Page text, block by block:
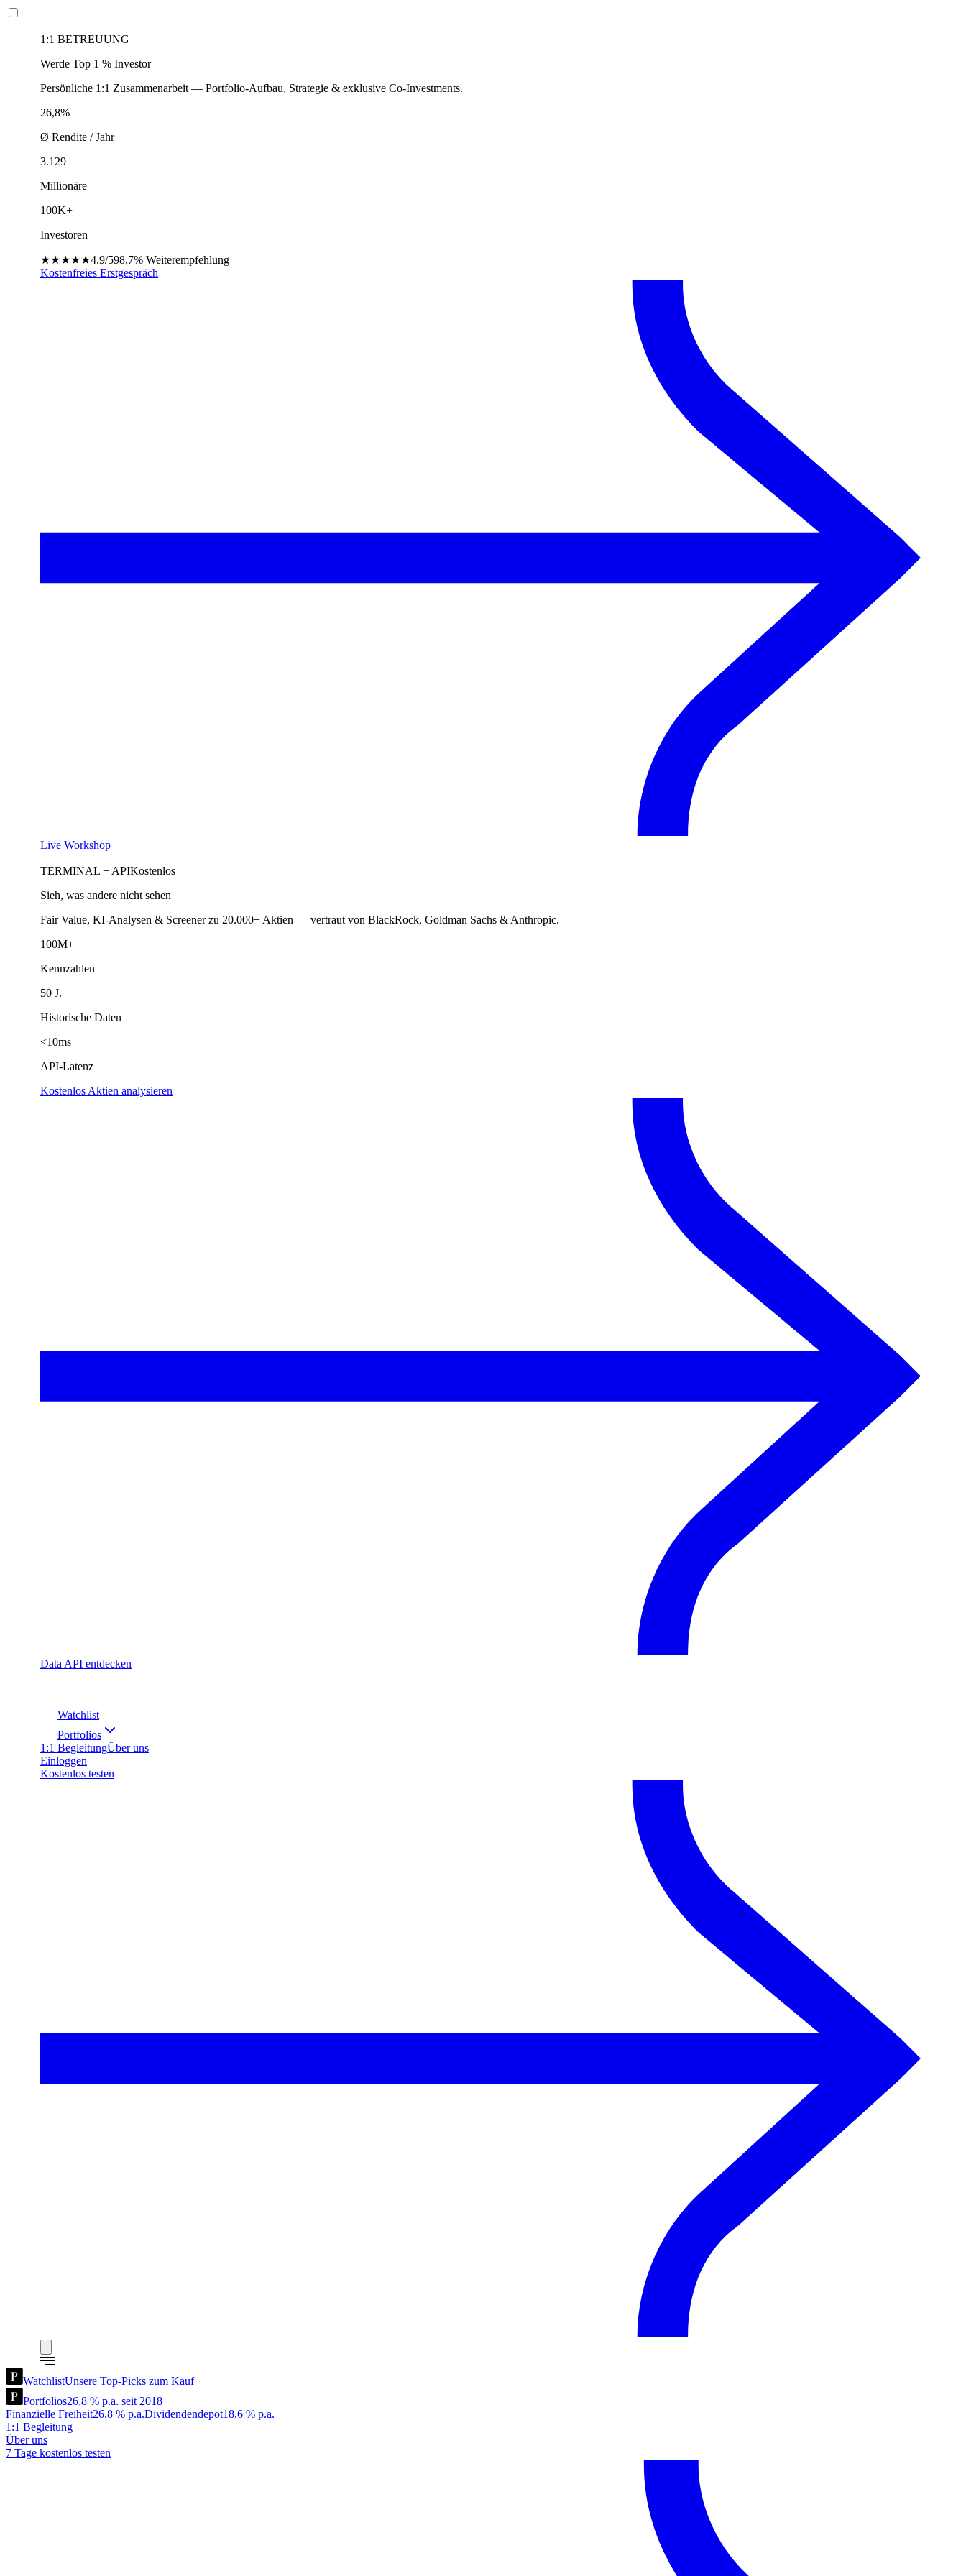
1:1 BETREUUNG
Werde Top 1 % Investor
Persönliche 1:1 Zusammenarbeit — Portfolio-Aufbau, Strategie & exklusive Co-Investments.
26,8%
Ø Rendite / Jahr
3.129
Millionäre
100K+
Investoren
★★★★★4.9/598,7% Weiterempfehlung
Kostenfreies Erstgespräch
Live Workshop
TERMINAL + APIKostenlos
Sieh, was andere nicht sehen
Fair Value, KI-Analysen & Screener zu 20.000+ Aktien — vertraut von BlackRock, Goldman Sachs & Anthropic.
100M+
Kennzahlen
50 J.
Historische Daten
<10ms
API-Latenz
Kostenlos Aktien analysieren
Data API entdecken
Watchlist
Portfolios
1:1 BegleitungÜber uns
Einloggen
Kostenlos testen
WatchlistUnsere Top-Picks zum Kauf
Portfolios26,8 % p.a. seit 2018
Finanzielle Freiheit26,8 % p.a.Dividendendepot18,6 % p.a.
1:1 Begleitung
Über uns
7 Tage kostenlos testen